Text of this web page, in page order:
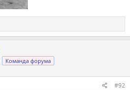
Команда форума
#92